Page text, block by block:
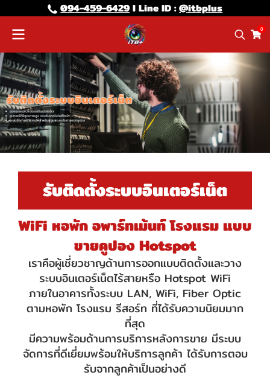
094-459-6429l Line lD :@itbplus
0
รับติดตั้งระบบอินเตอร์เน็ต
WiFi หอพัก อพาร์ทเม้นท์ โรงแรม แบบ
ขายคูปอง Hotspot
เราคือผู้เชี่ยวชาญด้านการออกแบบติดตั้งและวาง
ระบบอินเตอร์เน็ตไร้สายหรือ Hotspot WiFi
ภายในอาคารทั้งระบบ LAN, WiFi, Fiber Optic
ตามหอพัก โรงแรม รีสอร์ท ที่ได้รับความนิยมมาก
ที่สุด
มีความพร้อมด้านการบริการหลังการขาย มีระบบ
จัดการที่ดีเยี่ยมพร้อมให้บริการลูกค้า ได้รับการตอบ
รับจากลูกค้าเป็นอย่างดี